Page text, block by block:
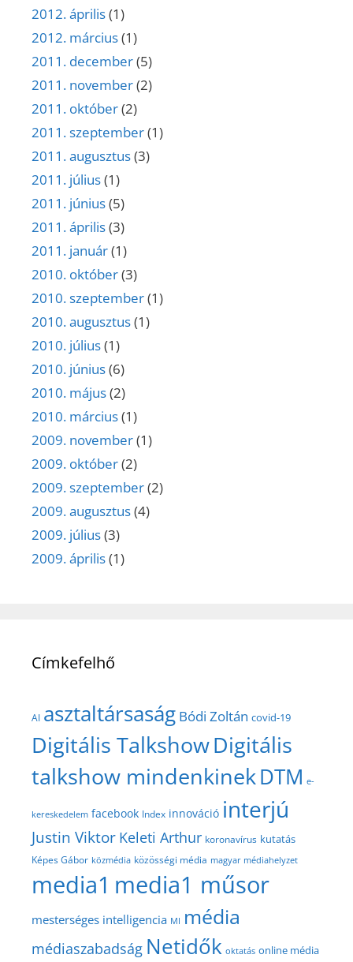
2012. április(1)
2012. március(1)
2011. december(5)
2011. november(2)
2011. október(2)
2011. szeptember(1)
2011. augusztus(3)
2011. július(1)
2011. június(5)
2011. április(3)
2011. január(1)
2010. október(3)
2010. szeptember(1)
2010. augusztus(1)
2010. július(1)
2010. június(6)
2010. május(2)
2010. március(1)
2009. november(1)
2009. október(2)
2009. szeptember(2)
2009. augusztus(4)
2009. július(3)
2009. április(1)
Címkefelhő
AI asztaltársaság Bódi Zoltán covid-19
Digitális TalkshowDigitális
talkshow mindenkinekDTM e-
kereskedelem facebook Index innováció interjú
Justin Viktor Keleti Arthur koronavírus kutatás
Képes Gábor közmédia közösségi média magyar médiahelyzet
media1 media1 műsor
mesterséges intelligencia MI média
médiaszabadság Netidők oktatás online média